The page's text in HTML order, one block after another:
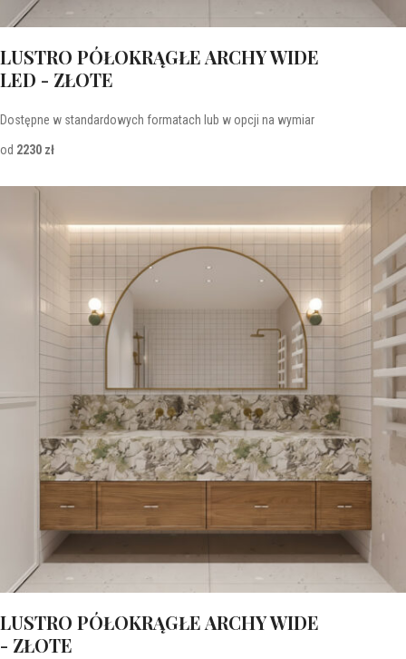
LUSTRO PÓŁOKRĄGŁE ARCHY WIDE
LED - ZŁOTE
Dostępne w standardowych formatach lub w opcji na wymiar
od 2230 zł
LUSTRO PÓŁOKRĄGŁE ARCHY WIDE
- ZŁOTE